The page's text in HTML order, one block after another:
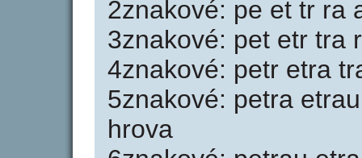
2znakové: pe et tr ra
3znakové: pet etr tra
4znakové: petr etra
5znakové: petra
hrova